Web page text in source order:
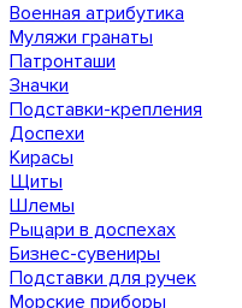
Военная атрибутика
Муляжи гранаты
Патронташи
Значки
Подставки-крепления
Доспехи
Кирасы
Щиты
Шлемы
Рыцари в доспехах
Бизнес-сувениры
Подставки для ручек
Морские приборы